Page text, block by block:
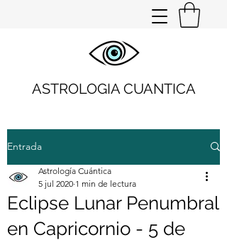
ASTROLOGIA CUANTICA
Entrada
Eclipse Lunar Penumbral
en Capricornio - 5 de
Astrología Cuántica
5 jul 2020 1 min de lectura